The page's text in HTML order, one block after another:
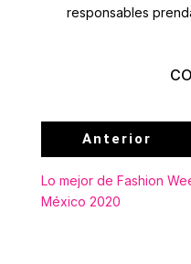
responsables
Anterior
Lo mejor de Fashion
México 2020